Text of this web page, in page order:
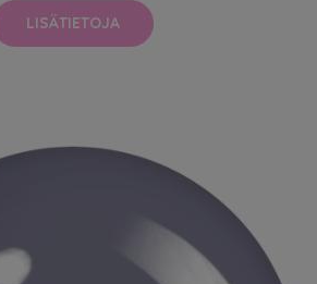
LISÄTIETOJA